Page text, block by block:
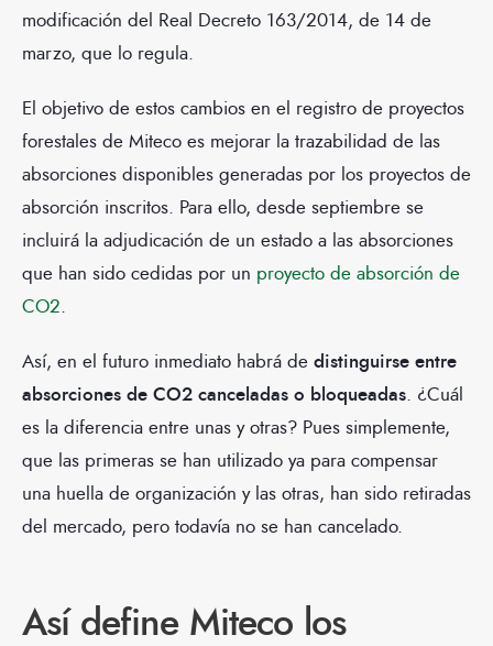
modificación del Real Decreto 163/2014, de 14 de
marzo, que lo regula.
El objetivo de estos cambios en el registro de proyectos
forestales de Miteco es mejorar la trazabilidad de las
absorciones disponibles generadas por los proyectos de
absorción inscritos. Para ello, desde septiembre se
incluirá la adjudicación de un estado a las absorciones
que han sido cedidas por un proyecto de absorción de
CO2.
Así, en el futuro inmediato habrá de distinguirse entre
absorciones de CO2 canceladas o bloqueadas. ¿Cuál
es la diferencia entre unas y otras? Pues simplemente,
que las primeras se han utilizado ya para compensar
una huella de organización y las otras, han sido retiradas
del mercado, pero todavía no se han cancelado.
Así define Miteco los